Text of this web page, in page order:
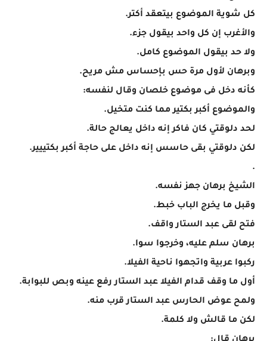
كل شوية الموضوع بيتعقد أكتر.
والأغرب إن كل واحد بيقول جزء.
ولا حد بيقول الموضوع كامل.
وبرهان لأول مرة حس بإحساس مش مريح.
كأنه دخل فى موضوع خلصان وقال لنفسه:
والموضوع أكبر بكتير مما كنت متخيل.
لحد دلوقتي كان فاكر إنه داخل يعالج حالة.
لكن دلوقتي بقى حاسس إنه داخل على حاجة أكبر بكتييير.
.
الشيخ برهان جهز نفسه.
وقبل ما يخرج الباب خبط.
فتح لقى عبد الستار واقف.
برهان سلم عليه، وخرجوا سوا.
ركبوا عربية واتجهوا ناحية الفيلا.
أول ما وقف قدام الفيلا عبد الستار رفع عينه وبص للبوابة.
ولمح عوض الحارس عبد الستار قرب منه.
لكن ما قالش ولا كلمة.